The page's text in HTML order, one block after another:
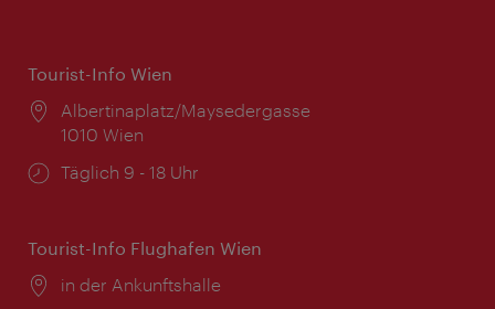
Tourist-Info Wien
Ort:
Albertinaplatz/Maysedergasse
1010 Wien
Öffnungszeiten:
Täglich 9 - 18 Uhr
Tourist-Info Flughafen Wien
Ort:
in der Ankunftshalle